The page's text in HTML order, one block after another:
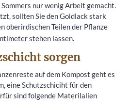
nur wenig Arbeit gemacht.
sollten Sie den Goldlack stark
oberirdischen Teilen der Pflanze
stehen lassen.
sorgen
auf dem Kompost geht es
eine Schutzschiciht für den
sind folgende Materilalien